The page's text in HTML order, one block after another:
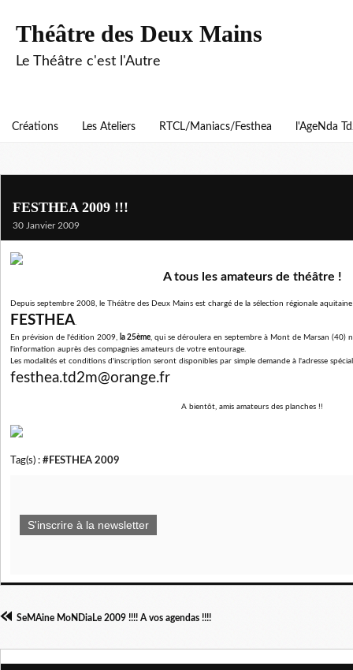
Théâtre des Deux Mains
Le Théâtre c'est l'Autre
Créations Les Ateliers RTCL/Maniacs/Festhea l'AgeNda
FESTHEA 2009 !!!
30 Janvier 2009
A tous les amateurs de théâtre !
Depuis septembre 2008, le Théâtre des Deux Mains est chargé de la sélection régionale
FESTHEA.
En prévision de l'édition 2009, la 25ème, qui se déroulera en septembre à Mont de Marsan (40)
l'information auprès des compagnies amateurs de votre entourage.
Les modalités et conditions d'inscription seront disponibles par simple demande à l'adresse
festhea.td2m@orange.fr
A bientôt, amis amateurs des planches !!
Tag(s) : #FESTHEA 2009
S'inscrire à la newsletter
SeMAine MoNDiaLe 2009 !!!! A vos agendas !!!!